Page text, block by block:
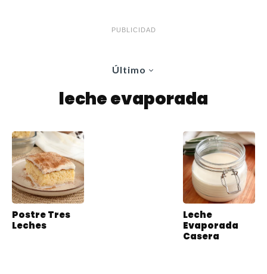
PUBLICIDAD
Último
leche evaporada
Postre Tres
Leches
Leche
Evaporada
Casera